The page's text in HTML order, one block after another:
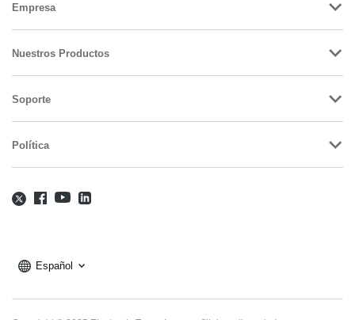
Empresa
Nuestros Productos
Soporte
Política
Español